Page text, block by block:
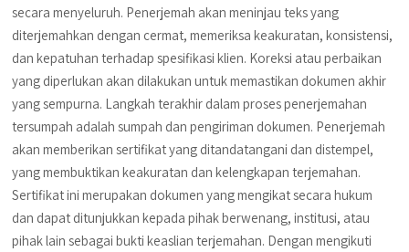
secara menyeluruh. Penerjemah akan meninjau teks yang
diterjemahkan dengan cermat, memeriksa keakuratan, konsistensi,
dan kepatuhan terhadap spesifikasi klien. Koreksi atau perbaikan
yang diperlukan akan dilakukan untuk memastikan dokumen akhir
yang sempurna. Langkah terakhir dalam proses penerjemahan
tersumpah adalah sumpah dan pengiriman dokumen. Penerjemah
akan memberikan sertifikat yang ditandatangani dan distempel,
yang membuktikan keakuratan dan kelengkapan terjemahan.
Sertifikat ini merupakan dokumen yang mengikat secara hukum
dan dapat ditunjukkan kepada pihak berwenang, institusi, atau
pihak lain sebagai bukti keaslian terjemahan. Dengan mengikuti